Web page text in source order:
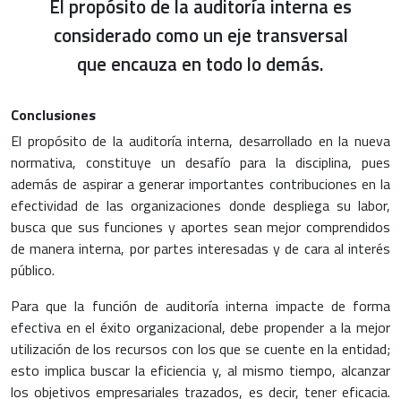
El propósito de la auditoría interna es
considerado como un eje transversal
que encauza en todo lo demás.
Conclusiones
El propósito de la auditoría interna, desarrollado en la nueva
normativa, constituye un desafío para la disciplina, pues
además de aspirar a generar importantes contribuciones en la
efectividad de las organizaciones donde despliega su labor,
busca que sus funciones y aportes sean mejor comprendidos
de manera interna, por partes interesadas y de cara al interés
público.
Para que la función de auditoría interna impacte de forma
efectiva en el éxito organizacional, debe propender a la mejor
utilización de los recursos con los que se cuente en la entidad;
esto implica buscar la eficiencia y, al mismo tiempo, alcanzar
los objetivos empresariales trazados, es decir, tener eficacia.